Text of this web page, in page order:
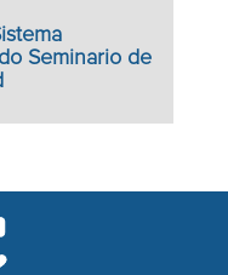
Seminario de